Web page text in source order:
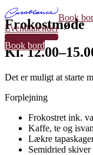
Book
Eventkalender
35
Book bord
Frokostmøde
Kl.
Det er muligt at starte
Forplejning
Frokostret ink.
Kaffe, te og
Lækre
Semidried